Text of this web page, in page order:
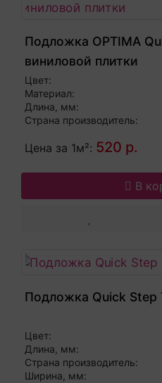
Подложка OPTIMA
виниловой плитки
Цвет:
Материал:
Длина, мм:
Страна производитель:
Цена за 1м²: 520 р.
В
Подложка Quick Step
Цвет:
Длина, мм:
Страна производитель:
Ширина, мм: